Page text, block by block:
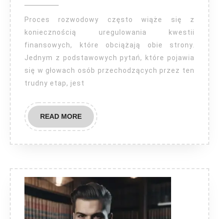
za
rozwód?
Proces rozwodowy często wiąże się z
koniecznością uregulowania kwestii
finansowych, które obciążają obie strony.
Jednym z podstawowych pytań, które pojawia
się w głowach osób przechodzących przez ten
trudny etap, jest
READ MOREREAD
MORE